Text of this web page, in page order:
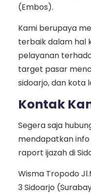
(Embos).
Kami berupaya
terbaik dalam hal
pelayanan
target pasar
sidoarjo, dan kota
Kontak
Segera saja
mendapatkan
raport ijazah di
Wisma Tropodo
3 Sidoarjo